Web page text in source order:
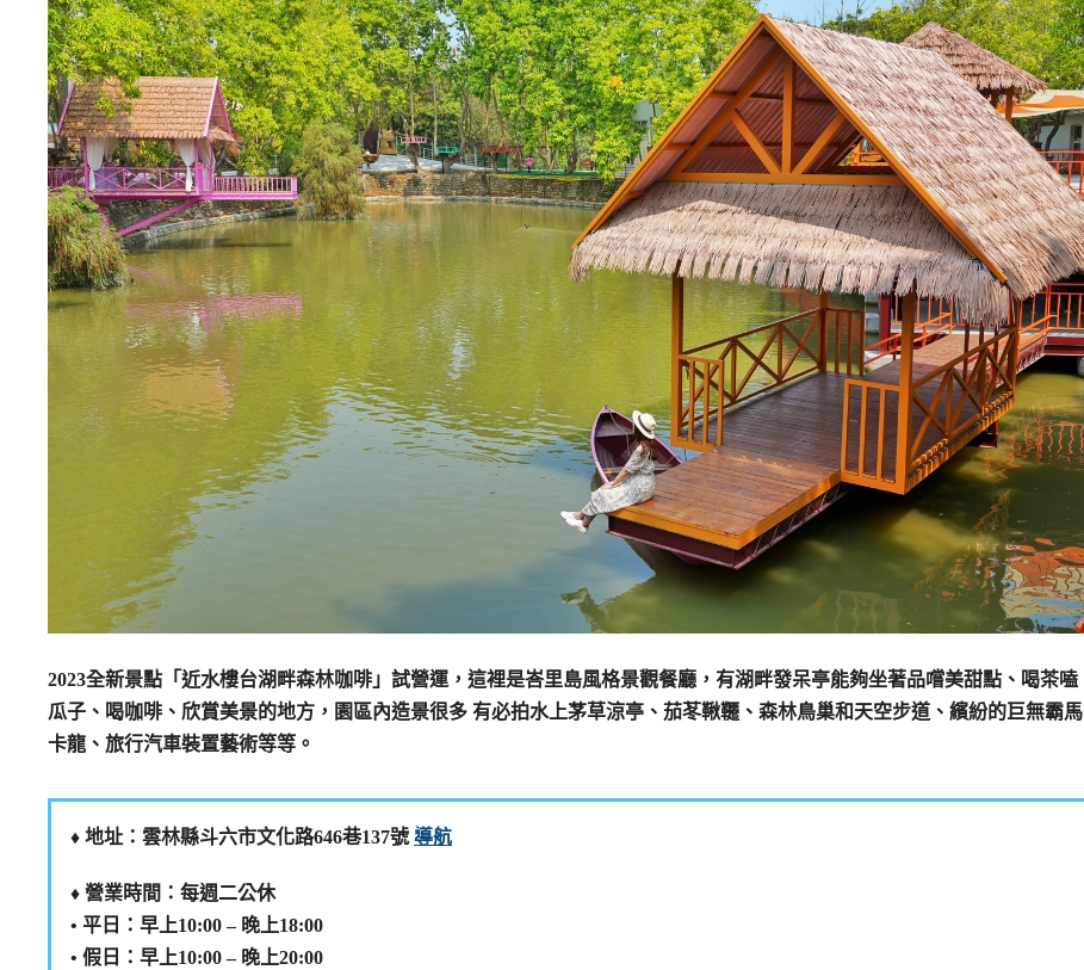
2023全新景點「近水樓台湖畔森林咖啡」試營運，這裡是峇里島風格景觀餐廳，有湖畔發呆亭能夠坐著品嚐美甜點、喝茶嗑
瓜子、喝咖啡、欣賞美景的地方，園區內造景很多 有必拍水上茅草涼亭、茄苳鞦韆、森林鳥巢和天空步道、繽紛的巨無霸馬
卡龍、旅行汽車裝置藝術等等。
♦️ 地址：雲林縣斗六市文化路646巷137號 導航
♦️ 營業時間：每週二公休
• 平日：早上10:00 – 晚上18:00
• 假日：早上10:00 – 晚上20:00